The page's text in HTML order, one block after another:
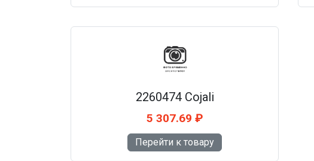
2260474 Cojali
5 307.69 ₽
Перейти к товару